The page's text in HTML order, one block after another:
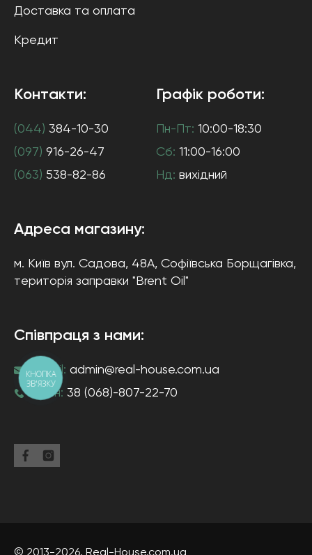
Доставка та оплата
Кредит
Контакти:
(044) 384-10-30
(097) 916-26-47
(063) 538-82-86
Графік роботи:
Пн-Пт: 10:00-18:30
Сб: 11:00-16:00
Нд: вихідний
Адреса магазину:
м. Київ вул. Садова, 48А, Софіївська Борщагівка,
територія заправки "Brent Oil"
Співпраця з нами:
e-mail: admin@real-house.com.ua
тел-н: 38 (068)-807-22-70
КНОПКА
ЗВ'ЯЗКУ